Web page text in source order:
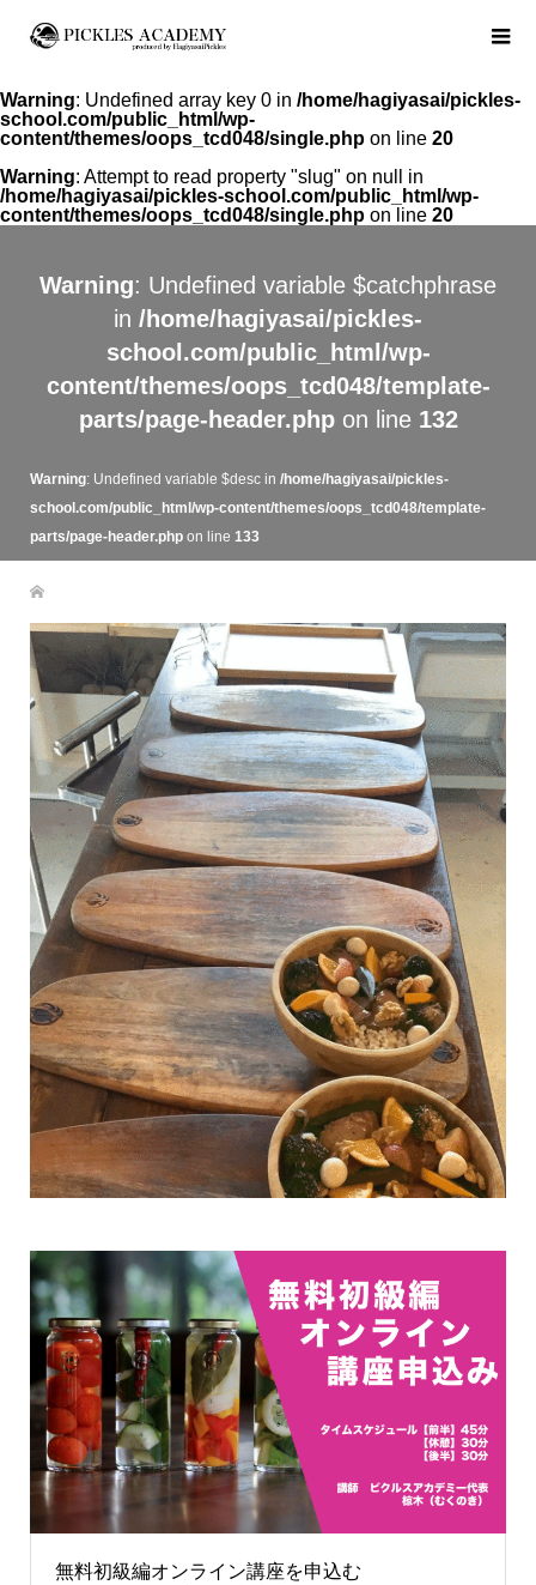
Warning: Undefined array key 0 in /home/hagiyasai/pickles-
school.com/public_html/wp-
content/themes/oops_tcd048/single.php on line 20
Warning: Attempt to read property "slug" on null in
/home/hagiyasai/pickles-school.com/public_html/wp-
content/themes/oops_tcd048/single.php on line 20
Warning: Undefined variable $catchphrase
in /home/hagiyasai/pickles-
school.com/public_html/wp-
content/themes/oops_tcd048/template-
parts/page-header.phpon line 132
Warning: Undefined variable $desc in /home/hagiyasai/pickles-
school.com/public_html/wp-content/themes/oops_tcd048/template-
parts/page-header.phpon line 133
無料初級編オンライン講座を申込む